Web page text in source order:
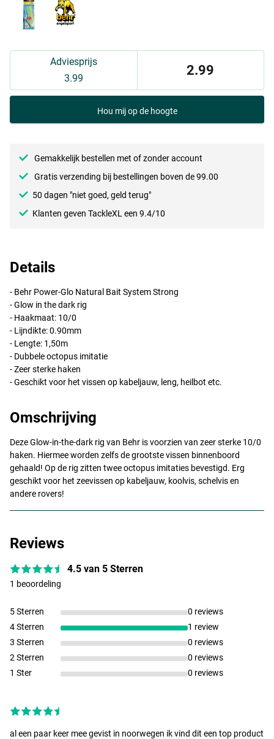
Adviesprijs
3.99
2.99
Hou mij op de hoogte
Gemakkelijk bestellen met of zonder account
Gratis verzending bij bestellingen boven de 99.00
50 dagen "niet goed, geld terug"
Klanten geven TackleXL een 9.4/10
Details
- Behr Power-Glo Natural Bait System Strong
- Glow in the dark rig
- Haakmaat: 10/0
- Lijndikte: 0.90mm
- Lengte: 1,50m
- Dubbele octopus imitatie
- Zeer sterke haken
- Geschikt voor het vissen op kabeljauw, leng, heilbot etc.
Omschrijving
Deze Glow-in-the-dark rig van Behr is voorzien van zeer sterke 10/0
haken. Hiermee worden zelfs de grootste vissen binnenboord
gehaald! Op de rig zitten twee octopus imitaties bevestigd. Erg
geschikt voor het zeevissen op kabeljauw, koolvis, schelvis en
andere rovers!
Reviews
4.5 van 5 Sterren
1 beoordeling
5 Sterren
0 reviews
4 Sterren
1 review
3 Sterren
0 reviews
2 Sterren
0 reviews
1 Ster
0 reviews
al een paar keer mee gevist in noorwegen ik vind dit een top product